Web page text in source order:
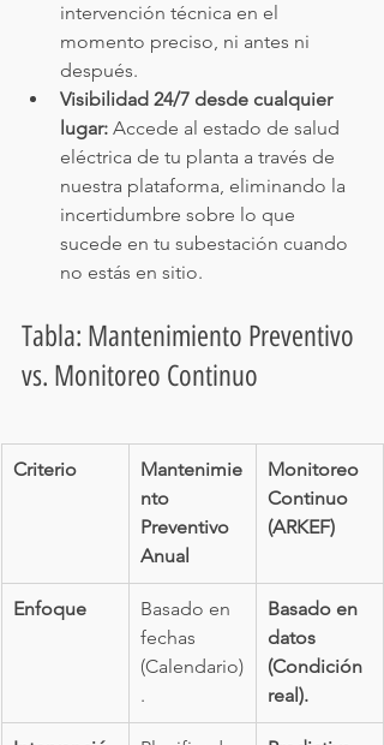
intervención técnica en el
momento preciso, ni antes ni
después.
Visibilidad 24/7 desde cualquier
lugar: Accede al estado de salud
eléctrica de tu planta a través de
nuestra plataforma, eliminando la
incertidumbre sobre lo que
sucede en tu subestación cuando
no estás en sitio.
Tabla: Mantenimiento Preventivo
vs. Monitoreo Continuo
Criterio
Mantenimie
nto
Preventivo
Anual
Monitoreo
Continuo
(ARKEF)
Enfoque
Basado en
fechas
(Calendario)
.
Basado en
datos
(Condición
real).